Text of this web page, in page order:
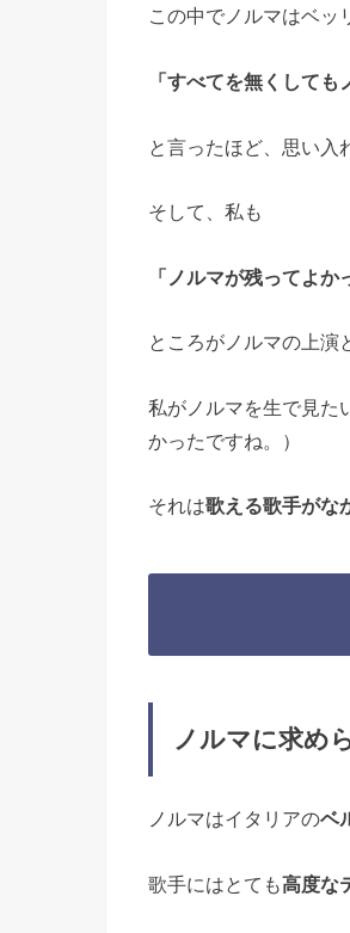
この中でノルマはベッ
「すべてを無くしても
と言ったほど、思い入
そして、私も
「ノルマが残ってよか
ところがノルマの上演
私がノルマを生で見た
かったですね。）
それは歌える歌手がな
ノルマに求め
ノルマはイタリアのベ
歌手にはとても高度な